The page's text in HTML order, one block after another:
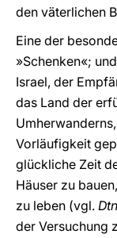
den väterlichen
Eine der
»Schenken«;
Israel, der
das Land der
Vorläufigkeit
glückliche Zeit
Häuser zu
zu leben (vgl. Dtn
der Versuchung